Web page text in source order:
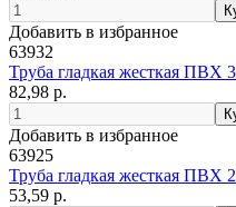
Добавить в избранное
63932
Труба гладкая жесткая ПВХ
82,98 р.
Добавить в избранное
63925
Труба гладкая жесткая ПВХ
53,59 р.